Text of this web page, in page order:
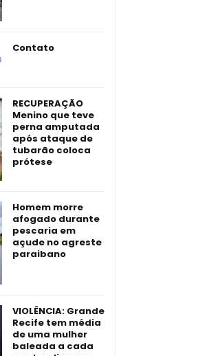
Contato
RECUPERAÇÃO
Menino que teve
perna amputada
após ataque de
tubarão coloca
prótese
Homem morre
afogado durante
pescaria em
açude no agreste
paraibano
VIOLÊNCIA: Grande
Recife tem média
de uma mulher
baleada a cada